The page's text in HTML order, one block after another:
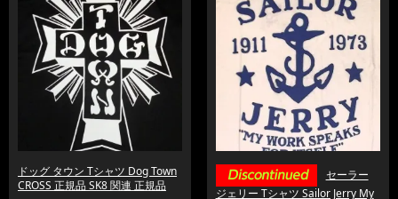
ドッグ タウン Tシャツ Dog Town
CROSS 正規品 SK8 関連 正規品
セーラー
ジェリー Tシャツ Sailor Jerry My